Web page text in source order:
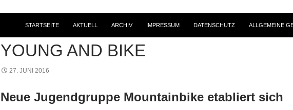
STARTSEITE AKTUELL ARCHIV IMPRESSUM DATENSCHUTZ ALLGEMEINE
YOUNG AND BIKE
27. JUNI 2016
Neue Jugendgruppe Mountainbike etabliert sich